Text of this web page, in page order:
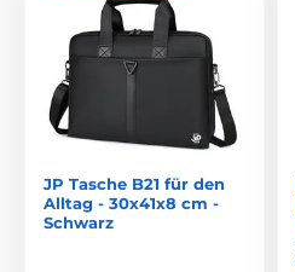
JP Tasche B21 für den
Alltag - 30x41x8 cm -
Schwarz